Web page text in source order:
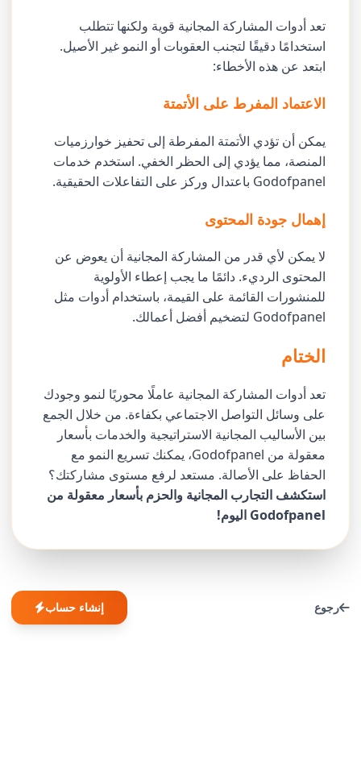
تعد أدوات المشاركة المجانية قوية ولكنها تتطلب
استخدامًا دقيقًا لتجنب العقوبات أو النمو غير الأصيل.
ابتعد عن هذه الأخطاء:
الاعتماد المفرط على الأتمتة
يمكن أن تؤدي الأتمتة المفرطة إلى تحفيز خوارزميات
المنصة، مما يؤدي إلى الحظر الخفي. استخدم خدمات
Godofpanel باعتدال وركز على التفاعلات الحقيقية.
إهمال جودة المحتوى
لا يمكن لأي قدر من المشاركة المجانية أن يعوض عن
المحتوى الرديء. دائمًا ما يجب إعطاء الأولوية
للمنشورات القائمة على القيمة، باستخدام أدوات مثل
Godofpanel لتضخيم أفضل أعمالك.
الختام
تعد أدوات المشاركة المجانية عاملًا محوريًا لنمو وجودك
على وسائل التواصل الاجتماعي بكفاءة. من خلال الجمع
بين الأساليب المجانية الاستراتيجية والخدمات بأسعار
معقولة من Godofpanel، يمكنك تسريع النمو مع
الحفاظ على الأصالة. مستعد لرفع مستوى مشاركتك؟
استكشف التجارب المجانية والحزم بأسعار معقولة من
Godofpanel اليوم!
رجوع إنشاء حساب